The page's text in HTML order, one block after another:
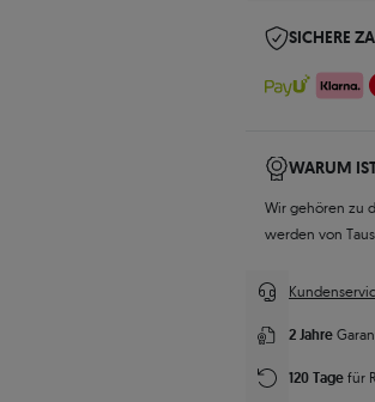
SICHERE
WARUM
Wir gehören zu
werden von
2 Jahre
120 Tage für